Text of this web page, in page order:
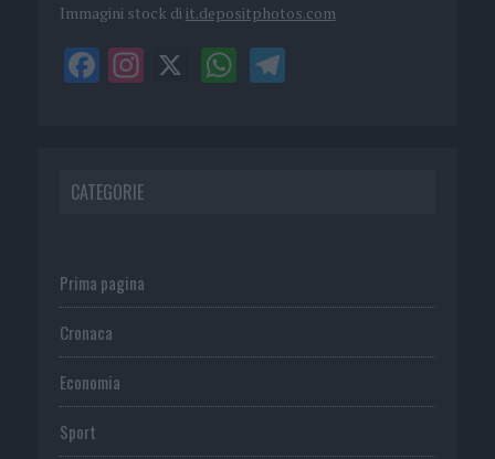
Immagini stock di it.depositphotos.com
CATEGORIE
Prima pagina
Cronaca
Economia
Sport